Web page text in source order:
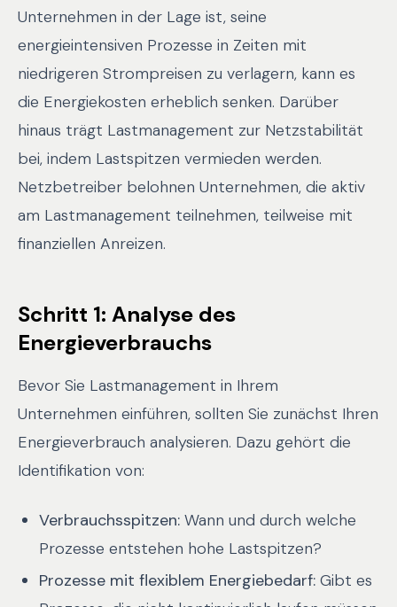
Unternehmen in der Lage ist, seine
energieintensiven Prozesse in Zeiten mit
niedrigeren Strompreisen zu verlagern, kann es
die Energiekosten erheblich senken. Darüber
hinaus trägt Lastmanagement zur Netzstabilität
bei, indem Lastspitzen vermieden werden.
Netzbetreiber belohnen Unternehmen, die aktiv
am Lastmanagement teilnehmen, teilweise mit
finanziellen Anreizen.
Schritt 1: Analyse des
Energieverbrauchs
Bevor Sie Lastmanagement in Ihrem
Unternehmen einführen, sollten Sie zunächst Ihren
Energieverbrauch analysieren. Dazu gehört die
Identifikation von:
Verbrauchsspitzen: Wann und durch welche
Prozesse entstehen hohe Lastspitzen?
Prozesse mit flexiblem Energiebedarf: Gibt es